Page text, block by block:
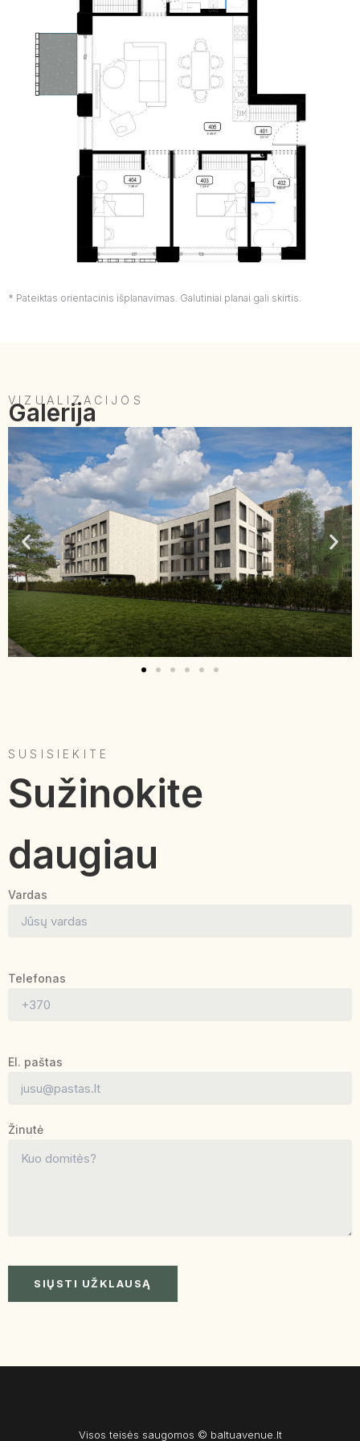
* Pateiktas orientacinis išplanavimas. Galutiniai planai gali skirtis.
VIZUALIZACIJOS
Galerija
SUSISIEKITE
Sužinokite
daugiau
Vardas
Telefonas
El. paštas
Žinutė
Visos teisės saugomos © baltuavenue.lt